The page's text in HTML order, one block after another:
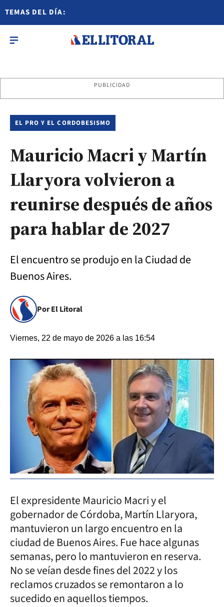
TEMAS DEL DÍA:
PUBLICIDAD
EL PRO Y EL CORDOBESISMO
Mauricio Macri y Martín
Llaryora volvieron a
reunirse después de años
para hablar de 2027
El encuentro se produjo en la Ciudad de
Buenos Aires.
Por El Litoral
Viernes, 22 de mayo de 2026 a las 16:54
El expresidente Mauricio Macri y el
gobernador de Córdoba, Martín Llaryora,
mantuvieron un largo encuentro en la
ciudad de Buenos Aires. Fue hace algunas
semanas, pero lo mantuvieron en reserva.
No se veían desde fines del 2022 y los
reclamos cruzados se remontaron a lo
sucedido en aquellos tiempos.